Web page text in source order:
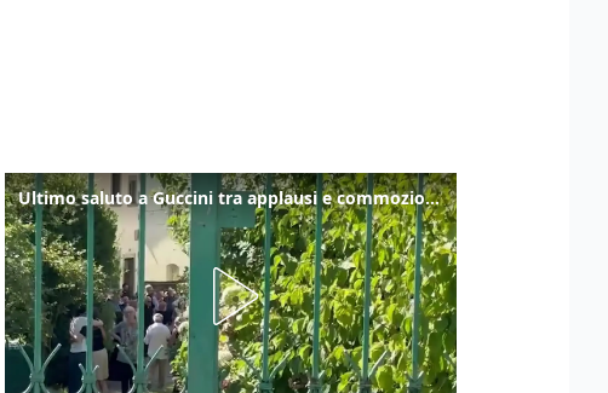
Ultimo saluto a Guccini tra applausi e commozione a Pavana